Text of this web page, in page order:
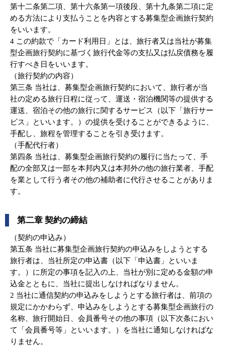
第十二条第二項、第十六条第一項後段、第十九条第二項に定
める方法により支払うことを内容とする募集型企画旅行契約
をいいます。
4 この約款で「カード利用日」とは、旅行者又は当社が募集
型企画旅行契約に基づく旅行代金等の支払又は払戻債務を履
行すべき日をいいます。
（旅行契約の内容）
第三条 当社は、募集型企画旅行契約において、旅行者が当
社の定める旅行日程に従って、運送・宿泊機関等の提供する
運送、宿泊その他の旅行に関するサービス（以下「旅行サー
ビス」といいます。）の提供を受けることができるように、
手配し、旅程を管理することを引き受けます。
（手配代行者）
第四条 当社は、募集型企画旅行契約の履行に当たって、手
配の全部又は一部を本邦内又は本邦外の他の旅行業者、手配
を業として行う者その他の補助者に代行させることがありま
す。
第二章 契約の締結
（契約の申込み）
第五条 当社に募集型企画旅行契約の申込みをしようとする
旅行者は、当社所定の申込書（以下「申込書」といいま
す。）に所定の事項を記入の上、当社が別に定める金額の申
込金とともに、当社に提出しなければなりません。
2 当社に通信契約の申込みをしようとする旅行者は、前項の
規定にかかわらず、申込みをしようとする募集型企画旅行の
名称、旅行開始日、会員番号その他の事項（以下次条におい
て「会員番号等」といいます。）を当社に通知しなければな
りません。